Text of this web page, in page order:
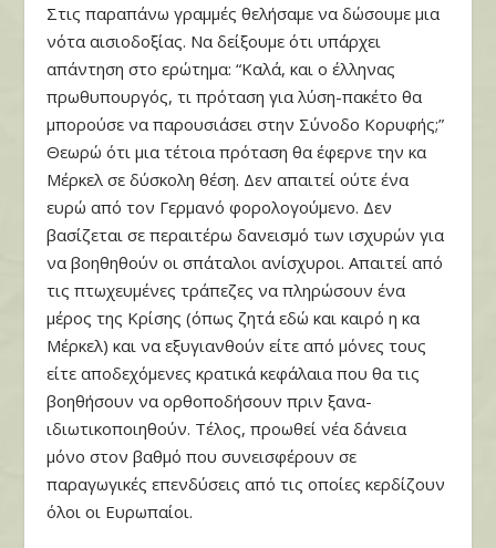
Στις παραπάνω γραμμές θελήσαμε να δώσουμε μια
νότα αισιοδοξίας. Να δείξουμε ότι υπάρχει
απάντηση στο ερώτημα: “Καλά, και ο έλληνας
πρωθυπουργός, τι πρόταση για λύση-πακέτο θα
μπορούσε να παρουσιάσει στην Σύνοδο Κορυφής;”
Θεωρώ ότι μια τέτοια πρόταση θα έφερνε την κα
Μέρκελ σε δύσκολη θέση. Δεν απαιτεί ούτε ένα
ευρώ από τον Γερμανό φορολογούμενο. Δεν
βασίζεται σε περαιτέρω δανεισμό των ισχυρών για
να βοηθηθούν οι σπάταλοι ανίσχυροι. Απαιτεί από
τις πτωχευμένες τράπεζες να πληρώσουν ένα
μέρος της Κρίσης (όπως ζητά εδώ και καιρό η κα
Μέρκελ) και να εξυγιανθούν είτε από μόνες τους
είτε αποδεχόμενες κρατικά κεφάλαια που θα τις
βοηθήσουν να ορθοποδήσουν πριν ξανα-
ιδιωτικοποιηθούν. Τέλος, προωθεί νέα δάνεια
μόνο στον βαθμό που συνεισφέρουν σε
παραγωγικές επενδύσεις από τις οποίες κερδίζουν
όλοι οι Ευρωπαίοι.